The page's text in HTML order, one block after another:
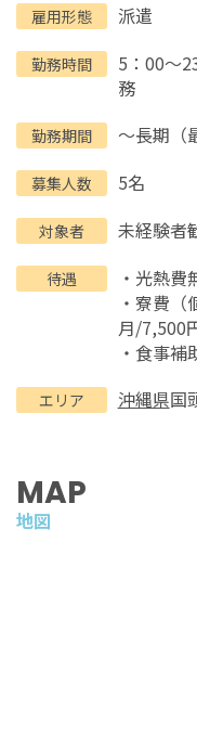
雇用形態 派遣
勤務時間
5：00～
務
勤務期間 ～長期（
募集人数 5名
対象者 未経験者
待遇
・光熱費
・寮費
月/7,500
・食事補
エリア 沖縄県国
MAP
地図